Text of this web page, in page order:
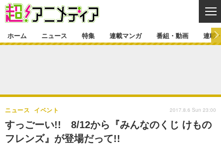
ゲーム・アプリ マンガ
グッズ
特集一覧 カバー
ラキりす
連載マンガ
番組・動画
番組・動画一覧
連載・ブログ
ホーム ニュース 特集 連載マンガ 番組・動画 連載
すっごーい!! 8/12から『みんなのくじ けもの
フレンズ』が登場だって!!
ニュース イベント 2017.8.6 Sun 23:00